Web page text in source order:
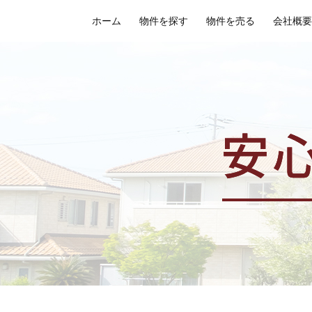
ホーム 物件を探す 物件を売る 会社概要